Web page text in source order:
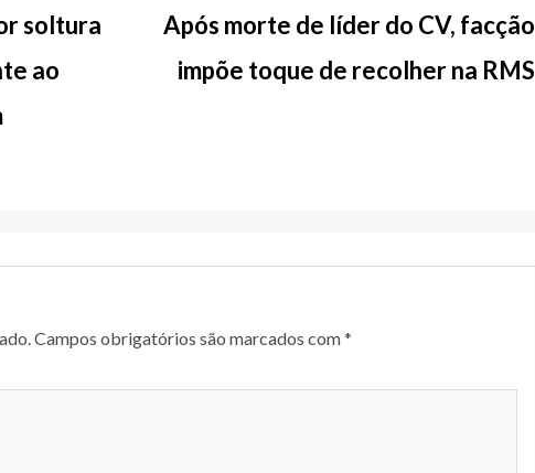
soltura
ao
Após morte de líder do CV, facção
impõe toque de recolher na RMS
Campos obrigatórios são marcados com*